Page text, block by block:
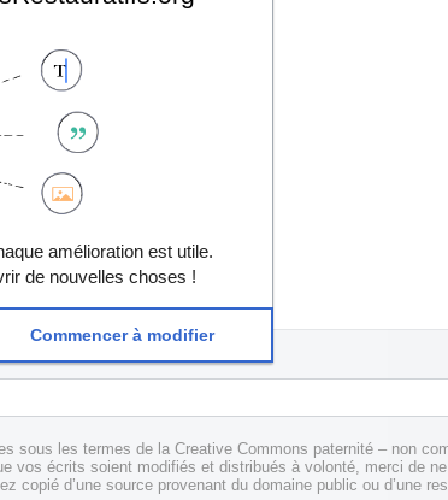
sous les termes de la Creative Commons paternité – non
vos écrits soient modifiés et distribués à volonté, merci de
d’une source provenant du domaine public ou d’une
amélioration est utile.
de nouvelles choses !
Commencer à modifier